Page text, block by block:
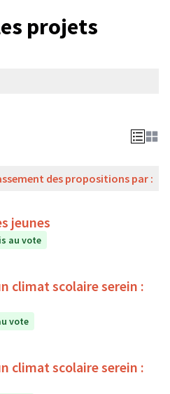
projets
des propositions par :
jeunes
au vote
climat scolaire serein :
vote
climat scolaire serein :